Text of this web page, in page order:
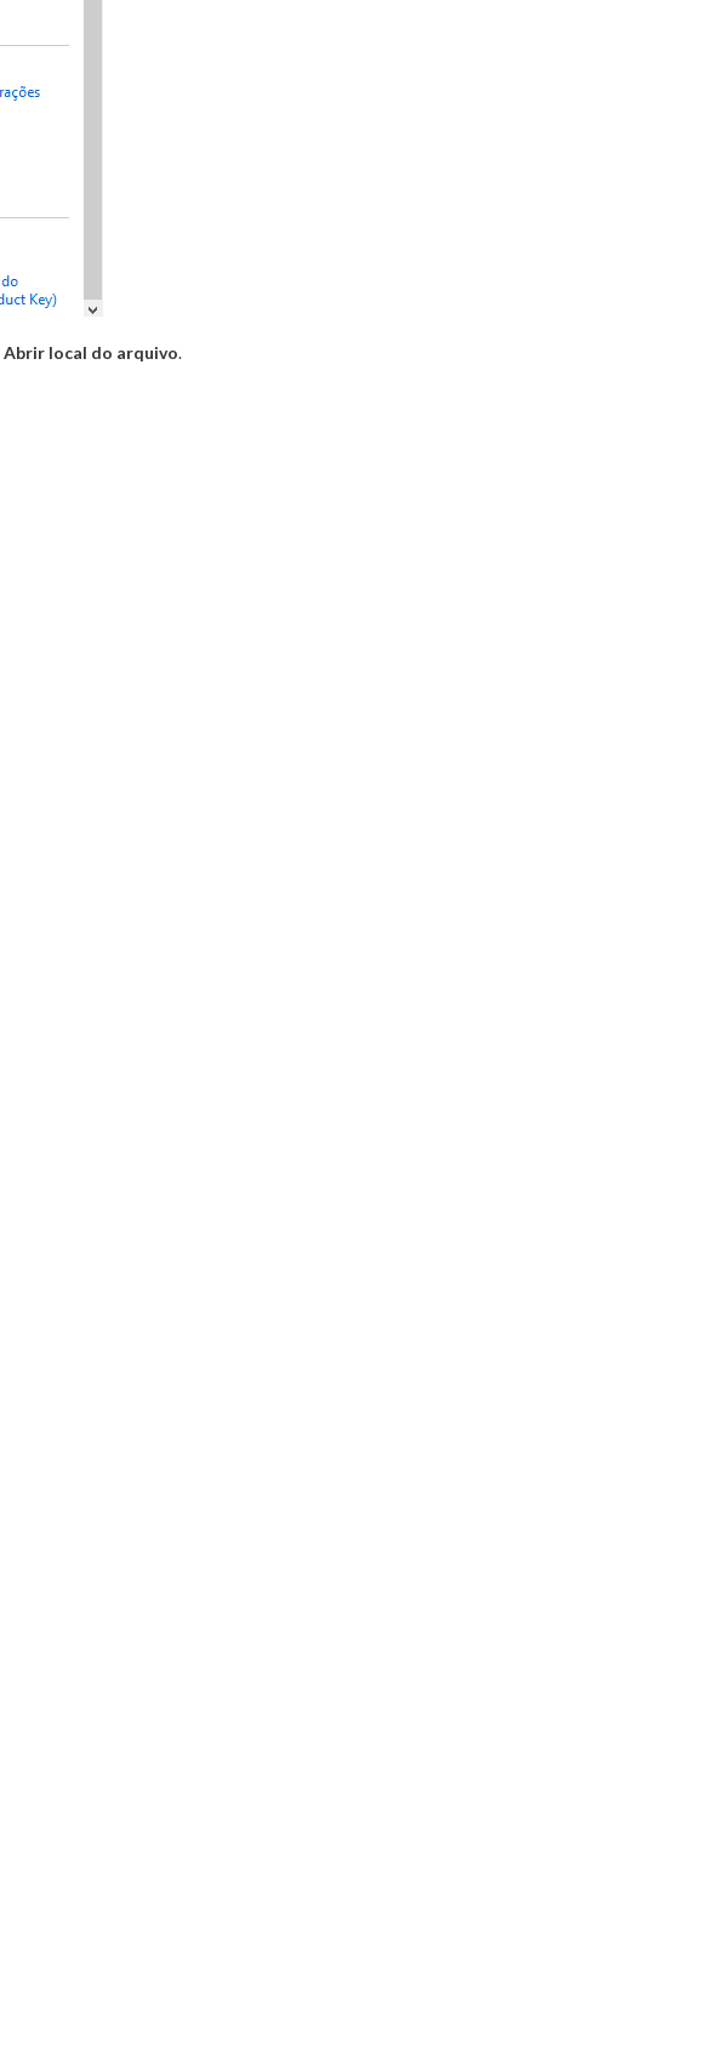
Abrir local do arquivo.